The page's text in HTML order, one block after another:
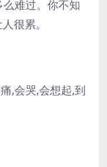
难过。你不知
很累。
,会哭,会想起,到